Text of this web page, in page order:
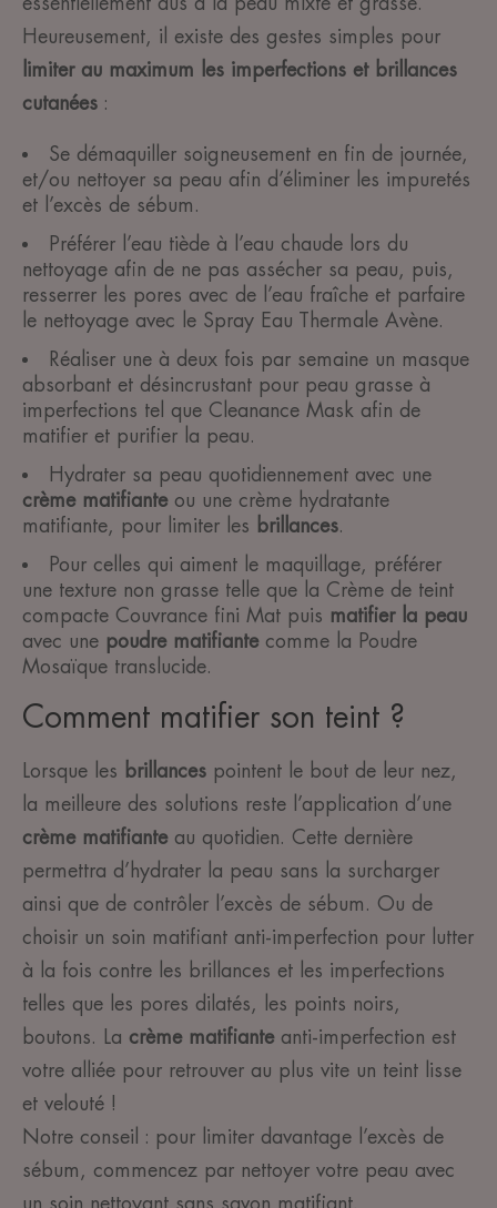
Heureusement, il existe des gestes simples pour
limiter au maximum les imperfections et brillances
cutanées :
Se démaquiller soigneusement en fin de journée,
et/ou nettoyer sa peau afin d’éliminer les impuretés
et l’excès de sébum.
Préférer l’eau tiède à l’eau chaude lors du
nettoyage afin de ne pas assécher sa peau, puis,
resserrer les pores avec de l’eau fraîche et parfaire
le nettoyage avec le Spray Eau Thermale Avène.
Réaliser une à deux fois par semaine un masque
absorbant et désincrustant pour peau grasse à
imperfections tel que Cleanance Mask afin de
matifier et purifier la peau.
Hydrater sa peau quotidiennement avec une
crème matifianteou une crème hydratante
matifiante, pour limiter les brillances.
Pour celles qui aiment le maquillage, préférer
une texture non grasse telle que la Crème de teint
compacte Couvrance fini Mat puis matifier la peau
avec une poudre matifiantecomme la Poudre
Mosaïque translucide.
Comment matifier son teint ?
Lorsque les brillances pointent le bout de leur nez,
la meilleure des solutions reste l’application d’une
crème matifianteau quotidien. Cette dernière
permettra d’hydrater la peau sans la surcharger
ainsi que de contrôler l’excès de sébum. Ou de
choisir un soin matifiant anti-imperfection pour lutter
à la fois contre les brillances et les imperfections
telles que les pores dilatés, les points noirs,
boutons. La crème matifianteanti-imperfection est
votre alliée pour retrouver au plus vite un teint lisse
et velouté !
Notre conseil : pour limiter davantage l’excès de
sébum, commencez par nettoyer votre peau avec